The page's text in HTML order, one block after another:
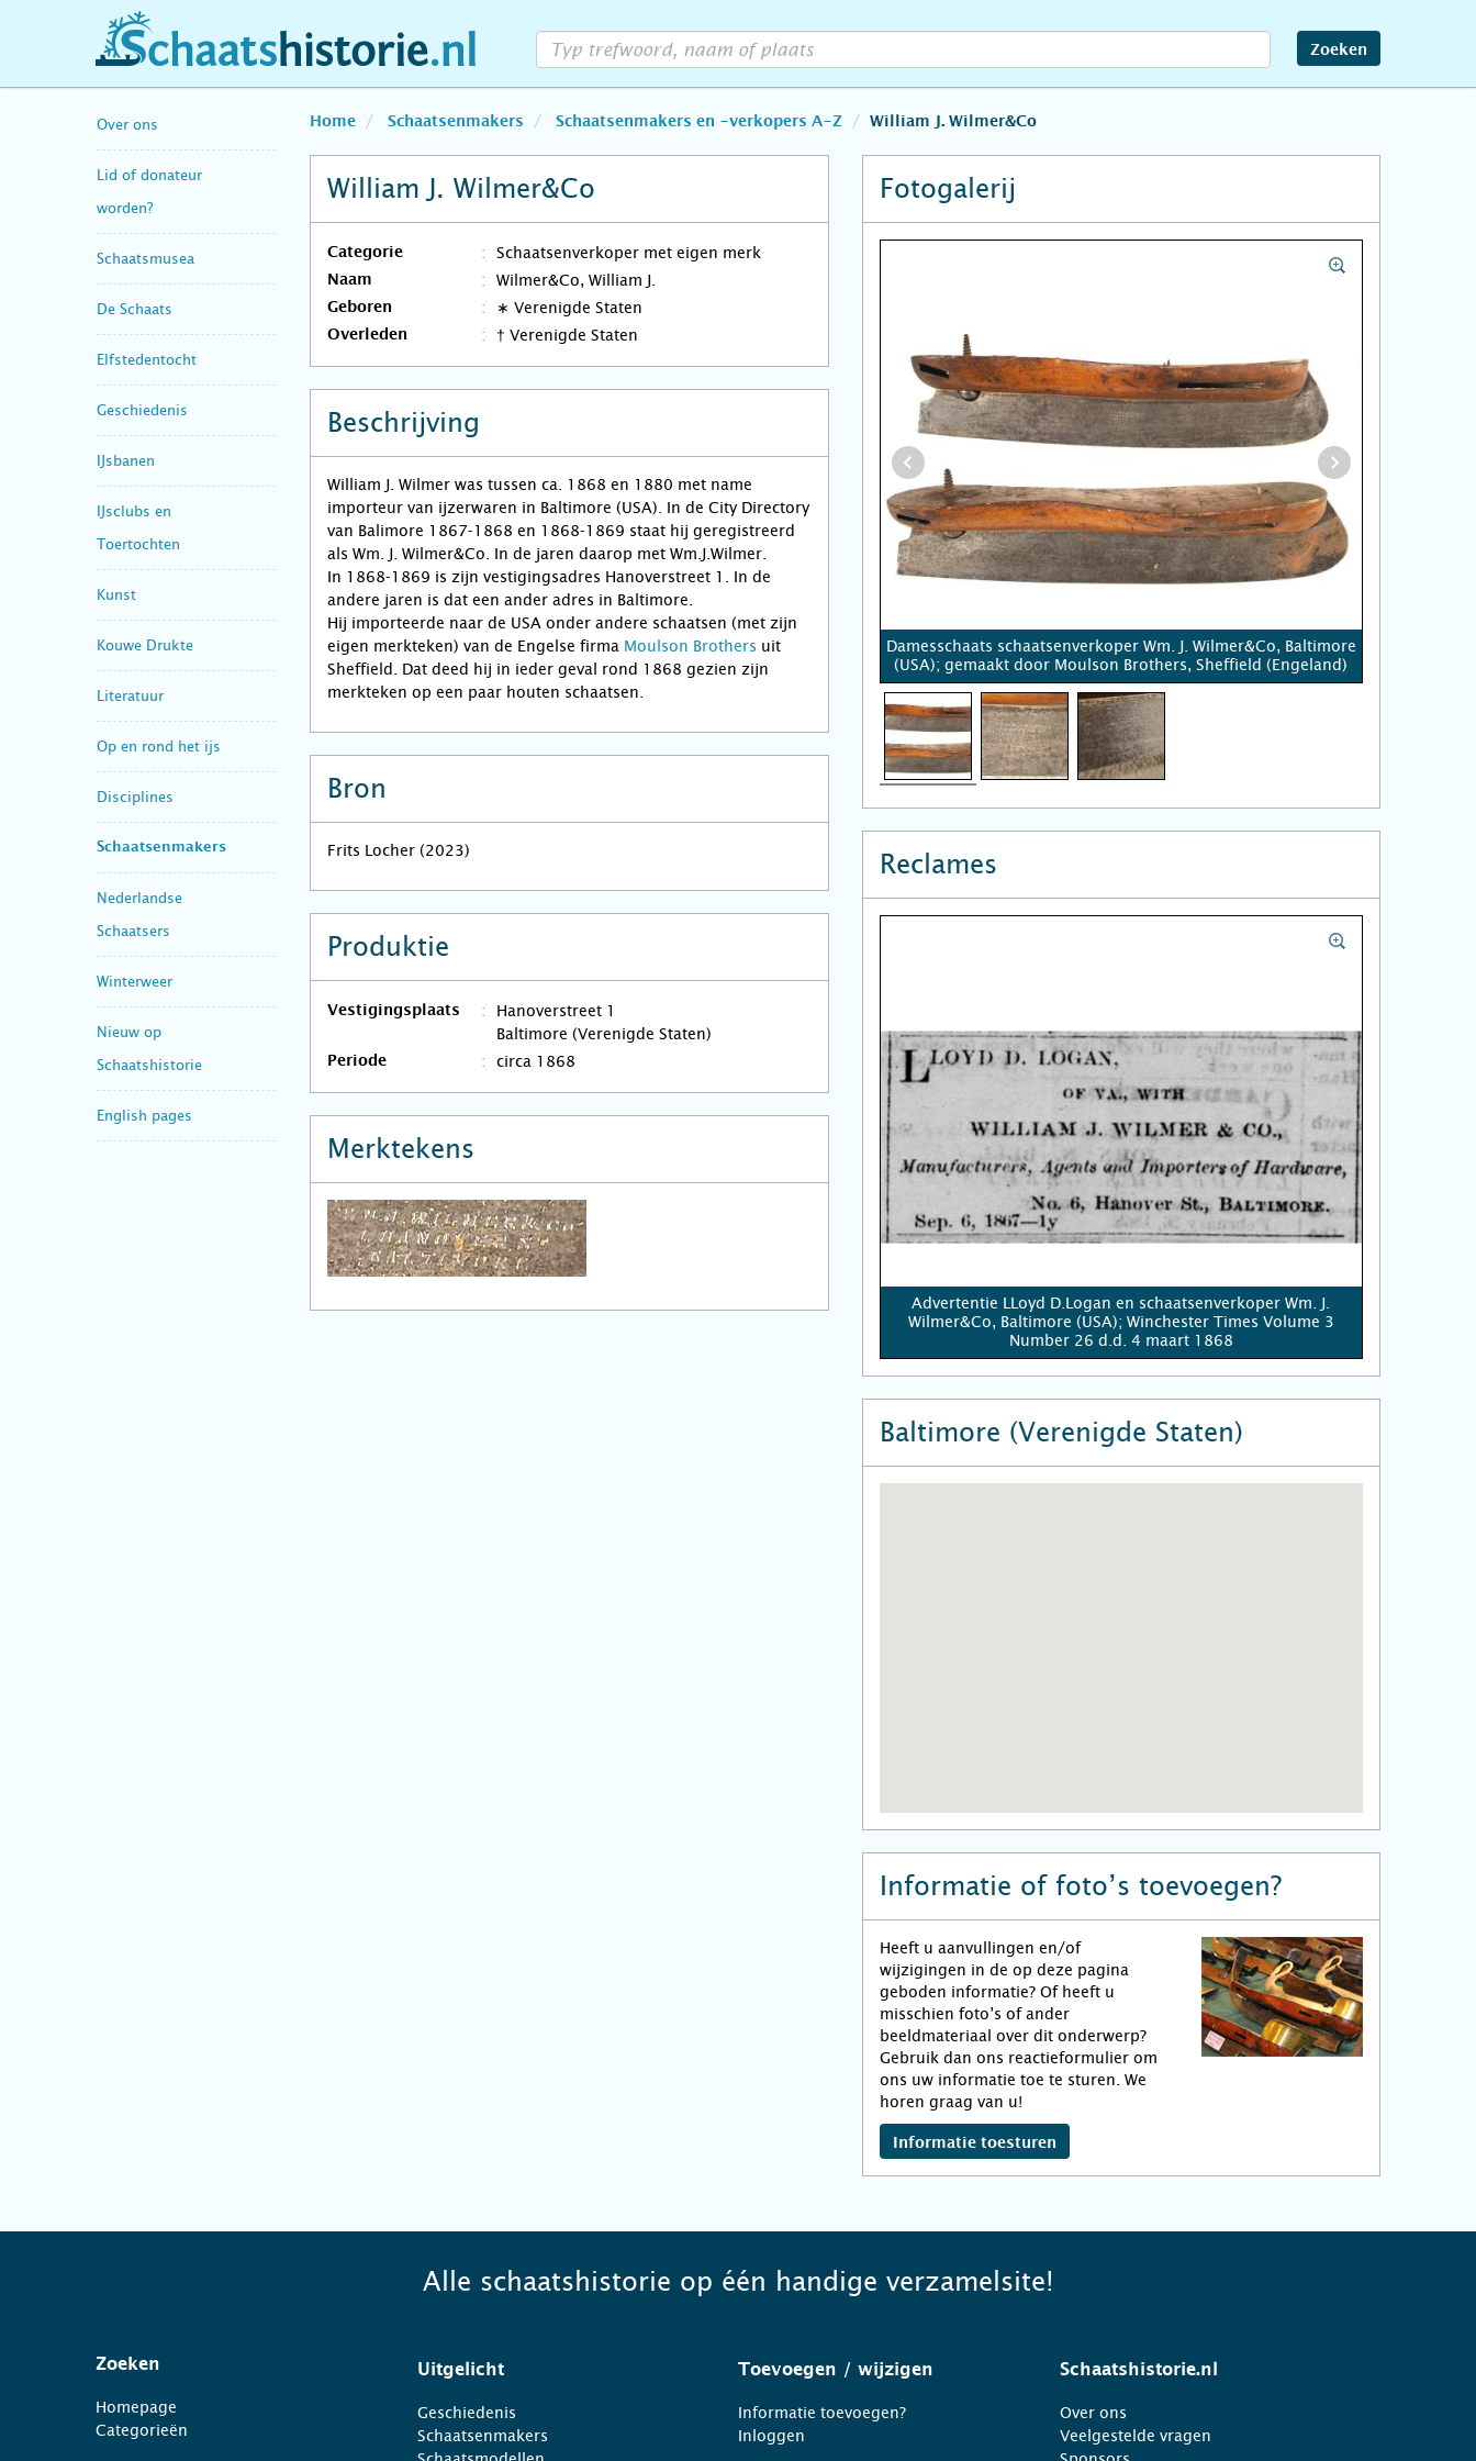
schaatshistorie.nl Zoeken
Over ons
Lid of donateur
worden?
Schaatsmusea
De Schaats
Elfstedentocht
Geschiedenis
IJsbanen
IJsclubs en
Toertochten
Kunst
Kouwe Drukte
Literatuur
Op en rond het ijs
Disciplines
Schaatsenmakers
Nederlandse
Schaatsers
Winterweer
Nieuw op
Schaatshistorie
English pages
Home Schaatsenmakers Schaatsenmakers en -verkopers A-Z William J. Wilmer&Co
William J. Wilmer&Co
Categorie Schaatsenverkoper met eigen merk
Naam Wilmer&Co, William J.
Geboren ∗ Verenigde Staten
Overleden † Verenigde Staten
Beschrijving
William J. Wilmer was tussen ca. 1868 en 1880 met name
importeur van ijzerwaren in Baltimore (USA). In de City Directory
van Balimore 1867-1868 en 1868-1869 staat hij geregistreerd
als Wm. J. Wilmer&Co. In de jaren daarop met Wm.J.Wilmer.
In 1868-1869 is zijn vestigingsadres Hanoverstreet 1. In de
andere jaren is dat een ander adres in Baltimore.
Hij importeerde naar de USA onder andere schaatsen (met zijn
eigen merkteken) van de Engelse firma Moulson Brothers uit
Sheffield. Dat deed hij in ieder geval rond 1868 gezien zijn
merkteken op een paar houten schaatsen.
Bron
Frits Locher (2023)
Produktie
Vestigingsplaats
Hanoverstreet 1
Baltimore (Verenigde Staten)
Periode circa 1868
Merktekens
Fotogalerij
Damesschaats schaatsenverkoper Wm. J. Wilmer&Co, Baltimore
(USA); gemaakt door Moulson Brothers, Sheffield (Engeland)
Reclames
Advertentie LLoyd D.Logan en schaatsenverkoper Wm. J.
Wilmer&Co, Baltimore (USA); Winchester Times Volume 3
Number 26 d.d. 4 maart 1868
Baltimore (Verenigde Staten)
Informatie of foto’s toevoegen?
Heeft u aanvullingen en/of
wijzigingen in de op deze pagina
geboden informatie? Of heeft u
misschien foto’s of ander
beeldmateriaal over dit onderwerp?
Gebruik dan ons reactieformulier om
ons uw informatie toe te sturen. We
horen graag van u!
Informatie toesturen
Alle schaatshistorie op één handige verzamelsite!
Zoeken
Homepage
Categorieën
Uitgelicht
Geschiedenis
Schaatsenmakers
Toevoegen / wijzigen
Informatie toevoegen?
Inloggen
Schaatshistorie.nl
Over ons
Veelgestelde vragen